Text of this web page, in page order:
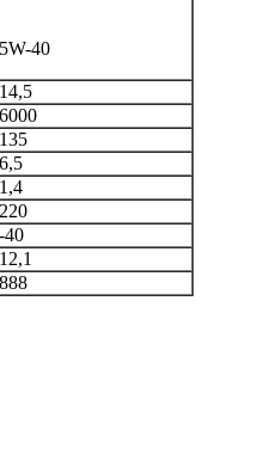
5W-40
14,5
6000
135
6,5
1,4
220
-40
12,1
888